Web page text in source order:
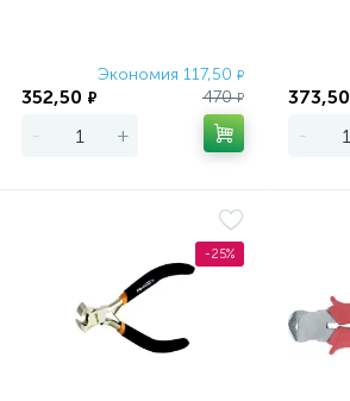
Экономия 117,50 ₽
352,50 ₽ 470₽
- +
373,50
-
-25%